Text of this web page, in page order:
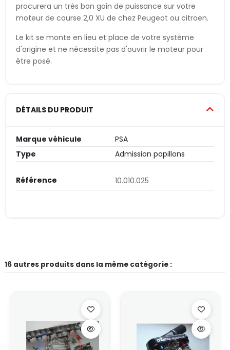
procurera un très bon gain de puissance sur votre
moteur de course 2,0 XU de chez Peugeot ou citroen.
Le kit se monte en lieu et place de votre système
d'origine et ne nécessite pas d'ouvrir le moteur pour
être posé.
DÉTAILS DU PRODUIT
Marque véhicule
PSA
Type
Admission papillons
Référence 10.010.025
16 autres produits dans la même catégorie :